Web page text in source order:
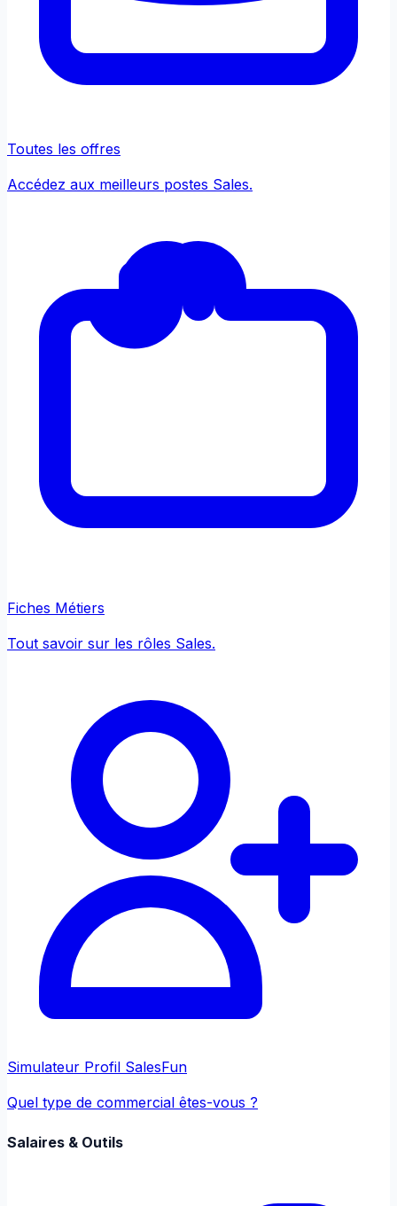
Toutes les offres
Accédez aux meilleurs postes Sales.
Fiches Métiers
Tout savoir sur les rôles Sales.
Simulateur Profil SalesFun
Quel type de commercial êtes-vous ?
Salaires & Outils